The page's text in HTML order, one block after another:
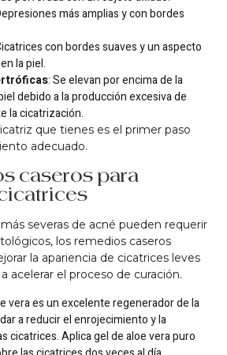
más amplias y con bordes
con bordes suaves y un aspecto
la piel.
: Se elevan por encima de la
debido a la producción excesiva de
la cicatrización.
que tienes es el primer paso
adecuado.
caseros para
severas de acné pueden requerir
los remedios caseros
la apariencia de cicatrices leves
acelerar el proceso de curación.
vera es un excelente regenerador de la
a reducir el enrojecimiento y la
cicatrices. Aplica gel de aloe vera puro